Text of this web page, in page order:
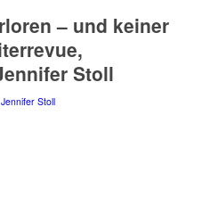
– und keiner
Stoll
Jennifer Stoll